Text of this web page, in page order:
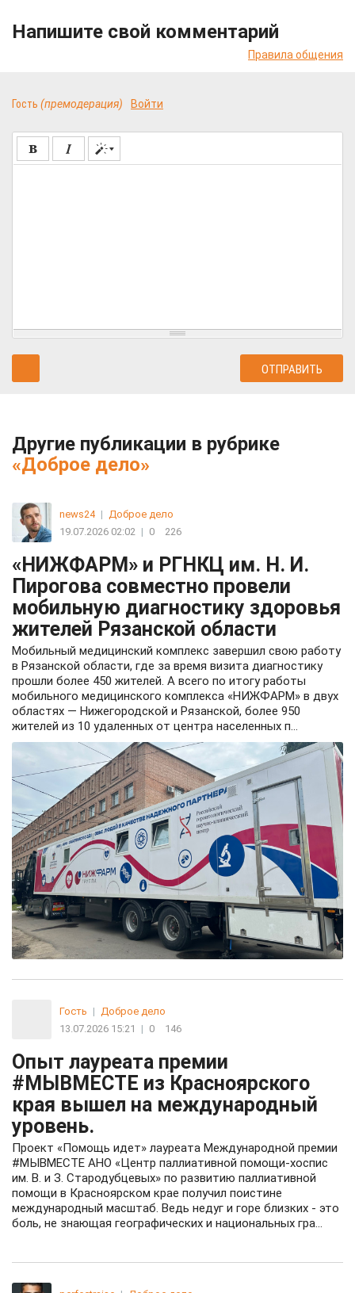
Напишите свой комментарий
Правила общения
Гость (премодерация) Войти
Другие публикации в рубрике
«Доброе дело»
news24 | Доброе дело
19.07.2026 02:02 | 0 226
«НИЖФАРМ» и РГНКЦ им. Н. И.
Пирогова совместно провели
мобильную диагностику здоровья
жителей Рязанской области
Мобильный медицинский комплекс завершил свою работу
в Рязанской области, где за время визита диагностику
прошли более 450 жителей. А всего по итогу работы
мобильного медицинского комплекса «НИЖФАРМ» в двух
областях — Нижегородской и Рязанской, более 950
жителей из 10 удаленных от центра населенных п...
Гость | Доброе дело
13.07.2026 15:21
| 0 146
Опыт лауреата премии
#МЫВМЕСТЕ из Красноярского
края вышел на международный
уровень.
Проект «Помощь идет» лауреата Международной премии
#МЫВМЕСТЕ АНО «Центр паллиативной помощи-хоспис
им. В. и З. Стародубцевых» по развитию паллиативной
помощи в Красноярском крае получил поистине
международный масштаб. Ведь недуг и горе близких - это
боль, не знающая географических и национальных гра...